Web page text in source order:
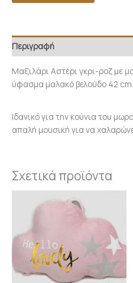
Περιγραφή
Μαξιλάρι Αστέρι γκρι-ροζ με
ύφασμα μαλακό βελούδο 42 cm.
Ιδανικό για την κούνια του
απαλή μουσική για να
Σχετικά προϊόντα